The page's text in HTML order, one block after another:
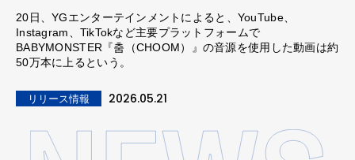
20日、YGエンターテインメントによると、YouTube、
Instagram、TikTokなど主要プラットフォームで
BABYMONSTER『춤（CHOOM）』の音源を使用した動画は約
50万本に上るという。
リリース情報 2026.05.21